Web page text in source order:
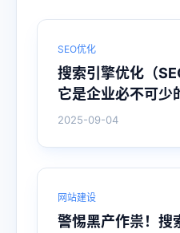
SEO优化
搜索引擎优化（
它是企业必不可少
2025-09-04
网站建设
警惕黑产作祟！搜